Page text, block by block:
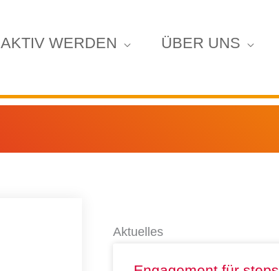
AKTIV WERDEN
ÜBER UNS
Aktuelles